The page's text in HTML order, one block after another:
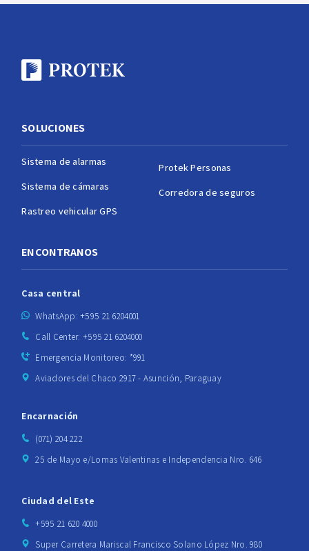
SOLUCIONES
Sistema de alarmas
Sistema de cámaras
Rastreo vehicular GPS
Protek Personas
Corredora de seguros
ENCONTRANOS
Casa central
WhatsApp: +595 21 6204001
Call Center: +595 21 6204000
Emergencia Monitoreo: *991
Aviadores del Chaco 2917 - Asunción, Paraguay
Encarnación
(071) 204 222
25 de Mayo e/Lomas Valentinas e Independencia Nro. 646
Ciudad del Este
+595 21 620 4000
Super Carretera Mariscal Francisco Solano López Nro. 980